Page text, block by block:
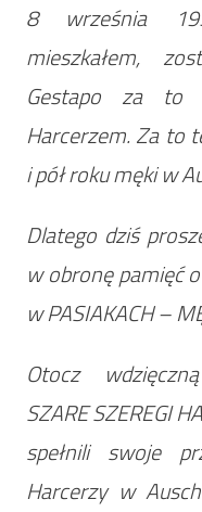
8 września
mieszkałem,
Gestapo za to
Harcerzem. Za to
i pół roku męki w
Dlatego dziś
w obronę pamięć
w PASIAKACH –
Otocz
SZARE SZEREGI
spełnili swoje
Harcerzy w